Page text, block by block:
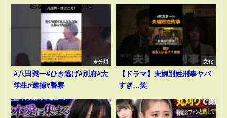
未分類
#八田與一#ひき逃げ#別府#大
学生#逮捕#警察
文化
【ドラマ】夫婦別姓刑事ヤバ
すぎ…笑